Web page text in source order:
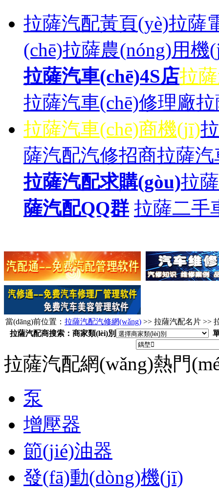
拉薩汽配黃頁(yè)拉薩
(chē)拉薩農(nóng)用機
拉薩汽車(chē)4S店拉
拉薩汽車(chē)修理廠拉
拉薩汽車(chē)商機(jī)
薩汽配汽修招商拉薩汽
拉薩汽配求購(gòu)拉
薩汽配QQ群 拉薩二手
當(dāng)前位置： 拉薩汽配汽修網(wǎng) >> 拉薩汽配名片 >>
拉薩汽配商搜索：商家類(lèi)別
拉薩汽配網(wǎng)熱門
泵
增壓器
節(jié)油器
發(fā)動(dòng)機(jī)